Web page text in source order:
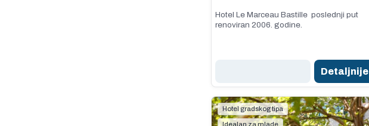
Hotel Le Marceau Bastille poslednji put
renoviran 2006. godine.
Detaljnije
Hotel gradskog tipa
Idealan za mlade